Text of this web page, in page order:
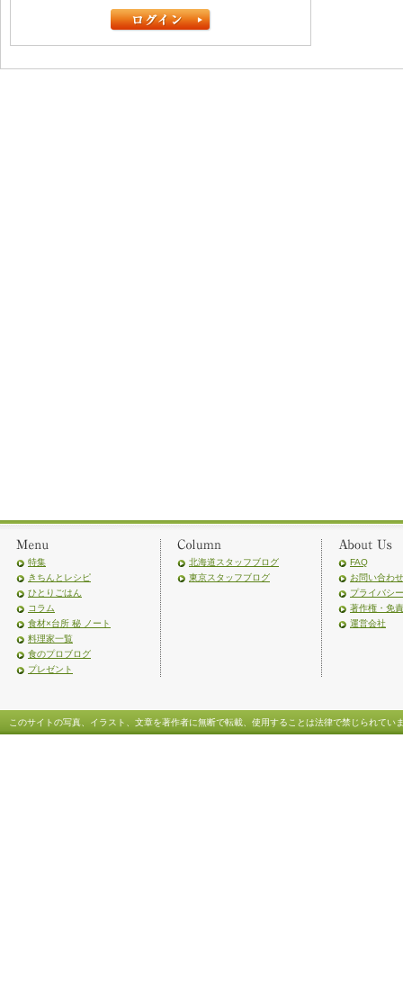
特集
きちんとレシピ
ひとりごはん
コラム
食材×台所 秘 ノート
料理家一覧
食のプロブログ
プレゼント
北海道スタッフブログ
東京スタッフブログ
FAQ
お問い合わせ
プライバシ
著作権・免
運営会社
このサイトの写真、イラスト、文章を著作者に無断で転載、使用することは法律で禁じられてい